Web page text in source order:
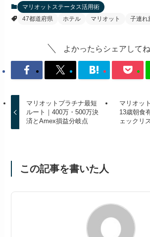
マリオットステータス活用術
47都道府県
ホテル マリオット 子連れ
よかったらシェアしてね
マリオットプラチナ最短
ルート｜400万・500万決
済とAmex損益分岐点
マリオッ
13歳朝食
ェックリ
この記事を書いた人